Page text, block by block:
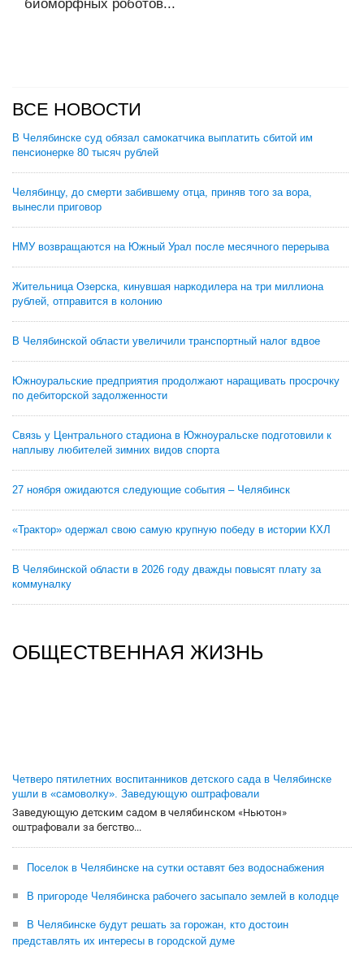
биоморфных роботов...
ВСЕ НОВОСТИ
В Челябинске суд обязал самокатчика выплатить сбитой им
пенсионерке 80 тысяч рублей
Челябинцу, до смерти забившему отца, приняв того за вора,
вынесли приговор
НМУ возвращаются на Южный Урал после месячного перерыва
Жительница Озерска, кинувшая наркодилера на три миллиона
рублей, отправится в колонию
В Челябинской области увеличили транспортный налог вдвое
Южноуральские предприятия продолжают наращивать просрочку
по дебиторской задолженности
Связь у Центрального стадиона в Южноуральске подготовили к
наплыву любителей зимних видов спорта
27 ноября ожидаются следующие события – Челябинск
«Трактор» одержал свою самую крупную победу в истории КХЛ
В Челябинской области в 2026 году дважды повысят плату за
коммуналку
ОБЩЕСТВЕННАЯ ЖИЗНЬ
Четверо пятилетних воспитанников детского сада в Челябинске
ушли в «самоволку». Заведующую оштрафовали
Заведующую детским садом в челябинском «Ньютон»
оштрафовали за бегство...
Поселок в Челябинске на сутки оставят без водоснабжения
В пригороде Челябинска рабочего засыпало землей в колодце
В Челябинске будут решать за горожан, кто достоин
представлять их интересы в городской думе